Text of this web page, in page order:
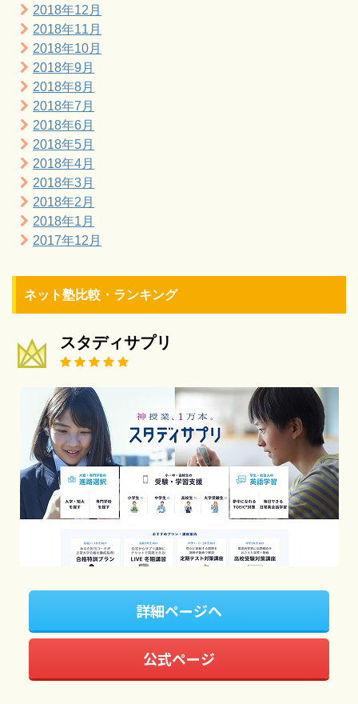
2018年12月
2018年11月
2018年10月
2018年9月
2018年8月
2018年7月
2018年6月
2018年5月
2018年4月
2018年3月
2018年2月
2018年1月
2017年12月
ネット塾比較・ランキング
スタディサプリ
詳細ページへ
公式ページ